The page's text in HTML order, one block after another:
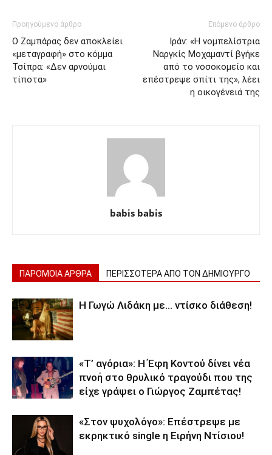
Προηγούμενο άρθρο
Ο Ζαμπάρας δεν αποκλείει
«μεταγραφή» στο κόμμα
Τσίπρα: «Δεν αρνούμαι
τίποτα»
Επόμενο άρθρο
Ιράν: «Η νομπελίστρια
Ναργκίς Μοχαμαντί βγήκε
από το νοσοκομείο και
επέστρεψε σπίτι της», λέει
η οικογένειά της
babis babis
ΠΑΡΟΜΟΙΑ ΑΡΘΡΑ ΠΕΡΙΣΣΟΤΕΡΑ ΑΠΟ ΤΟΝ ΔΗΜΙΟΥΡΓΟ
Η Γωγώ Λιδάκη με… ντίσκο διάθεση!
«Τ’ αγόρια»: Η Έφη Κοντού δίνει νέα
πνοή στο θρυλικό τραγούδι που της
είχε γράψει ο Γιώργος Ζαμπέτας!
«Στον ψυχολόγο»: Επέστρεψε με
εκρηκτικό single η Ειρήνη Ντίσιου!